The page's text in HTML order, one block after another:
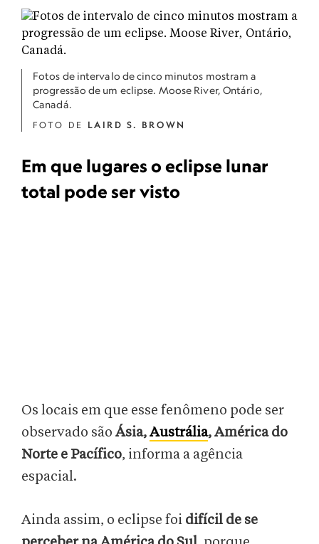
Fotos de intervalo de cinco minutos mostram a
progressão de um eclipse. Moose River, Ontário,
Canadá.
FOTO DE LAIRD S. BROWN
Em que lugares o eclipse lunar
total pode ser visto
Os locais em que esse fenômeno pode ser
observado são Ásia,Austrália, América do
Norte e Pacífico, informa a agência
espacial.
Ainda assim, o eclipse foi difícil de se